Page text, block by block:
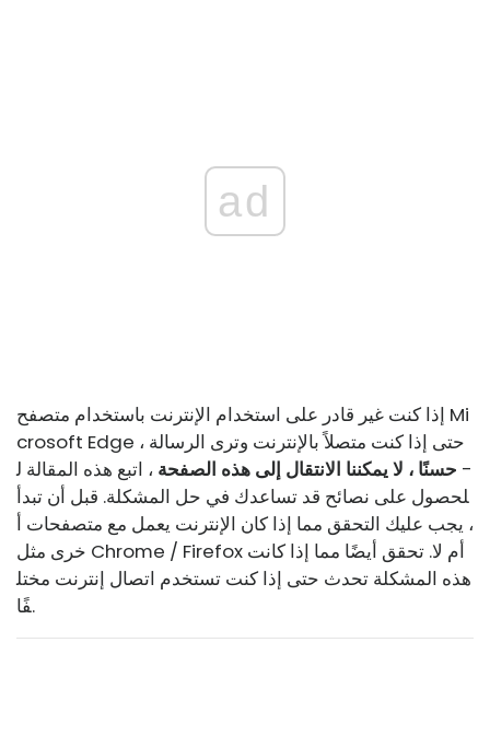
ad
إذا كنت غير قادر على استخدام الإنترنت باستخدام متصفح Mi
crosoft Edge ، حتى إذا كنت متصلاً بالإنترنت وترى الرسالة
- حسنًا ، لا يمكننا الانتقال إلى هذه الصفحة ، اتبع هذه المقالة ل
لحصول على نصائح قد تساعدك في حل المشكلة. قبل أن تبدأ
، يجب عليك التحقق مما إذا كان الإنترنت يعمل مع متصفحات أ
خرى مثل Chrome / Firefox أم لا. تحقق أيضًا مما إذا كانت
هذه المشكلة تحدث حتى إذا كنت تستخدم اتصال إنترنت مختل
فًا.